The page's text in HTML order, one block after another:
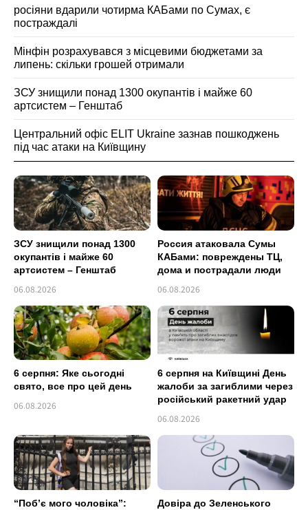
ЗСУ знищили понад 1300
окупантів і майже 60
артсистем – Генштаб
06.08.2026
Россия атаковала Сумы
КАБами: повреждены ТЦ,
дома и пострадали люди
06.08.2026
6 серпня: Яке сьогодні
свято, все про цей день
06.08.2026
6 серпня на Київщині День
жалоби за загиблими через
російський ракетний удар
06.08.2026
“Побʼє мого чоловіка”:
Довіра до Зеленського
росіяни вдарили чотирма КАБами по Сумах, є
постраждалі
Мінфін розрахувався з місцевими бюджетами за
липень: скільки грошей отримали
ЗСУ знищили понад 1300 окупантів і майже 60
артсистем – Генштаб
Центральний офіс ELIT Ukraine зазнав пошкоджень
під час атаки на Київщину